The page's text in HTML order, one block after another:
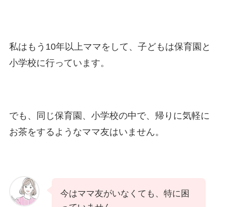
私はもう10年以上ママをして、子どもは保育園と
小学校に行っています。
でも、同じ保育園、小学校の中で、帰りに気軽に
お茶をするようなママ友はいません。
今はママ友がいなくても、特に困